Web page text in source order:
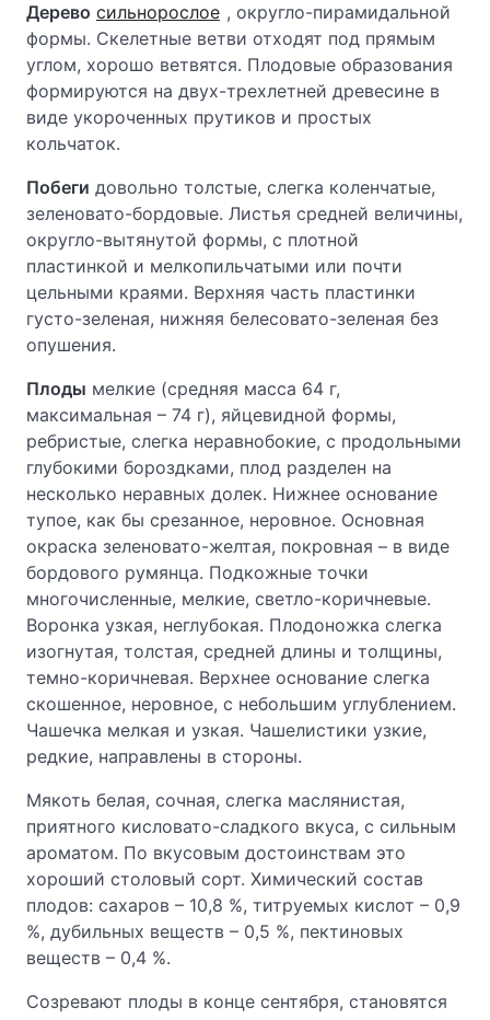
Дерево сильнорослое , округло-пирамидальной
формы. Скелетные ветви отходят под прямым
углом, хорошо ветвятся. Плодовые образования
формируются на двух-трехлетней древесине в
виде укороченных прутиков и простых
кольчаток.
Побеги довольно толстые, слегка коленчатые,
зеленовато-бордовые. Листья средней величины,
округло-вытянутой формы, с плотной
пластинкой и мелкопильчатыми или почти
цельными краями. Верхняя часть пластинки
густо-зеленая, нижняя белесовато-зеленая без
опушения.
Плоды мелкие (средняя масса 64 г,
максимальная – 74 г), яйцевидной формы,
ребристые, слегка неравнобокие, с продольными
глубокими бороздками, плод разделен на
несколько неравных долек. Нижнее основание
тупое, как бы срезанное, неровное. Основная
окраска зеленовато-желтая, покровная – в виде
бордового румянца. Подкожные точки
многочисленные, мелкие, светло-коричневые.
Воронка узкая, неглубокая. Плодоножка слегка
изогнутая, толстая, средней длины и толщины,
темно-коричневая. Верхнее основание слегка
скошенное, неровное, с небольшим углублением.
Чашечка мелкая и узкая. Чашелистики узкие,
редкие, направлены в стороны.
Мякоть белая, сочная, слегка маслянистая,
приятного кисловато-сладкого вкуса, с сильным
ароматом. По вкусовым достоинствам это
хороший столовый сорт. Химический состав
плодов: сахаров – 10,8 %, титруемых кислот – 0,9
%, дубильных веществ – 0,5 %, пектиновых
веществ – 0,4 %.
Созревают плоды в конце сентября, становятся